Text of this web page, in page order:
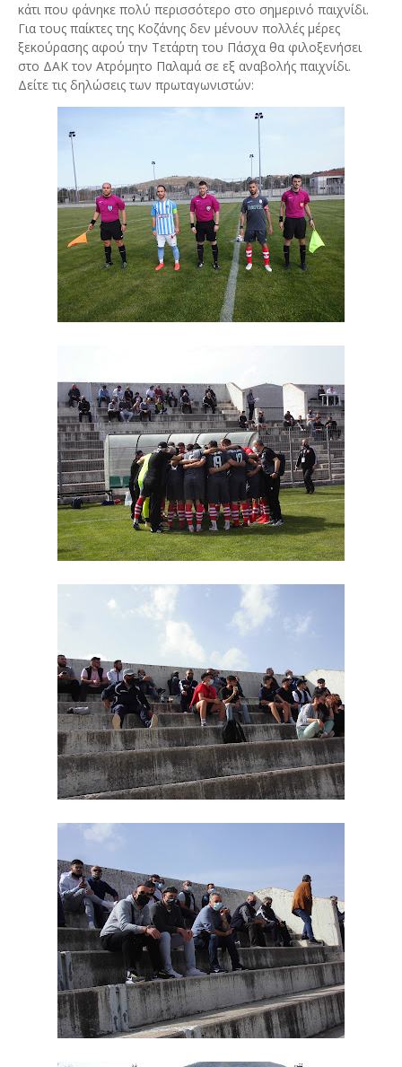
κάτι που φάνηκε πολύ περισσότερο στο σημερινό παιχνίδι.
Για τους παίκτες της Κοζάνης δεν μένουν πολλές μέρες
ξεκούρασης αφού την Τετάρτη του Πάσχα θα φιλοξενήσει
στο ΔΑΚ τον Ατρόμητο Παλαμά σε εξ αναβολής παιχνίδι.
Δείτε τις δηλώσεις των πρωταγωνιστών: